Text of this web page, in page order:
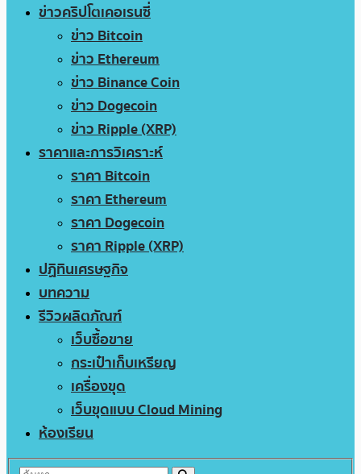
ข่าวคริปโตเคอเรนซี่
ข่าว Bitcoin
ข่าว Ethereum
ข่าว Binance Coin
ข่าว Dogecoin
ข่าว Ripple (XRP)
ราคาและการวิเคราะห์
ราคา Bitcoin
ราคา Ethereum
ราคา Dogecoin
ราคา Ripple (XRP)
ปฏิทินเศรษฐกิจ
บทความ
รีวิวผลิตภัณฑ์
เว็บซื้อขาย
กระเป๋าเก็บเหรียญ
เครื่องขุด
เว็บขุดแบบ Cloud Mining
ห้องเรียน